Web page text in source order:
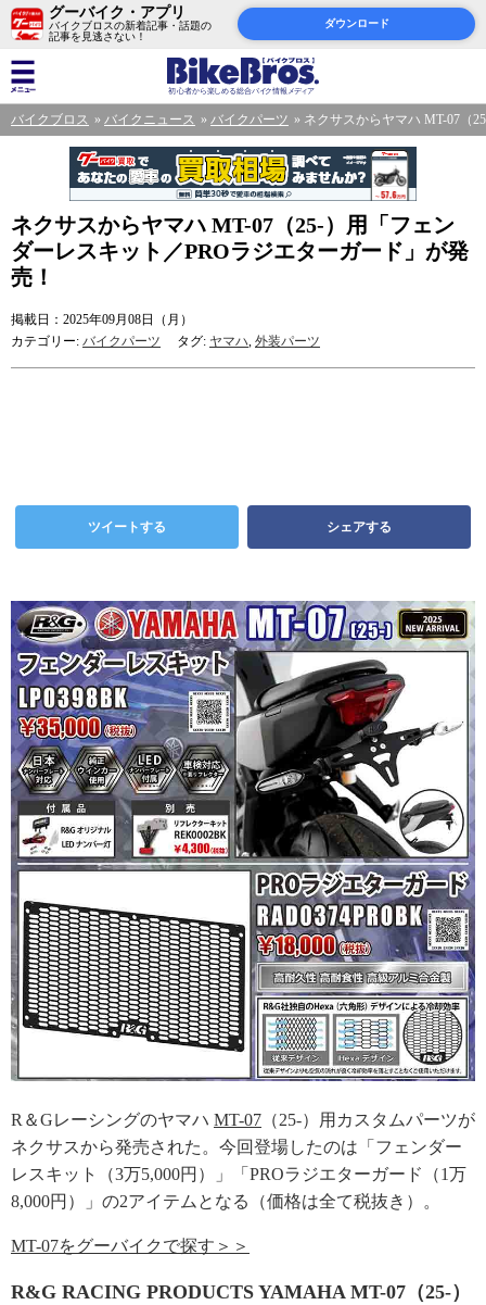
グーバイク・アプリ
バイクブロスの新着記事・話題の
記事を見逃さない！
ダウンロード
バイクブロス バイクニュース バイクパーツ ネクサスからヤマハ MT-07（
ネクサスからヤマハ MT-07（25-）用「フェン
ダーレスキット／PROラジエターガード」が発
売！
掲載日：2025年09月08日（月）
カテゴリー: バイクパーツ タグ: ヤマハ, 外装パーツ
ツイートする シェアする
R＆Gレーシングのヤマハ MT-07 （25-）用カスタムパーツが
ネクサスから発売された。今回登場したのは「フェンダー
レスキット（3万5,000円）」「PROラジエターガード（1万
8,000円）」の2アイテムとなる（価格は全て税抜き）。
MT-07をグーバイクで探す＞＞
R&G RACING PRODUCTS YAMAHA MT-07（25-）